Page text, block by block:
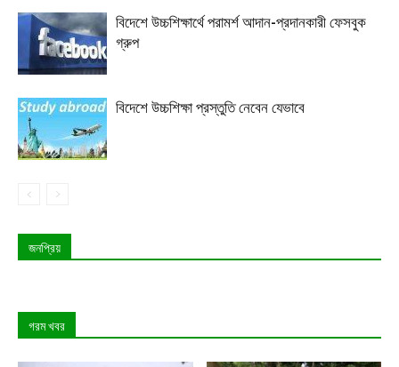
বিদেশে উচ্চশিক্ষার্থে পরামর্শ আদান-প্রদানকারী ফেসবুক
গ্রুপ
বিদেশে উচ্চশিক্ষা প্রস্তুতি নেবেন যেভাবে
জনপ্রিয়
গরম খবর